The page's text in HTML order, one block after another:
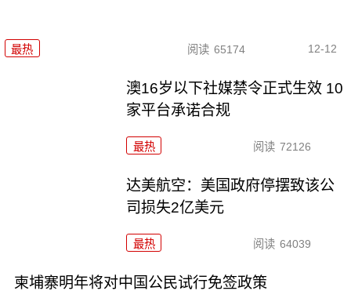
最热 阅读 65174 12-12
澳16岁以下社媒禁令正式生效 10
家平台承诺合规
最热 阅读 72126
达美航空：美国政府停摆致该公
司损失2亿美元
最热 阅读 64039
柬埔寨明年将对中国公民试行免签政策